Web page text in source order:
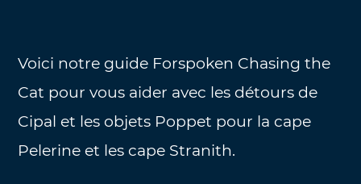
Voici notre guide Forspoken Chasing the
Cat pour vous aider avec les détours de
Cipal et les objets Poppet pour la cape
Pelerine et les cape Stranith.